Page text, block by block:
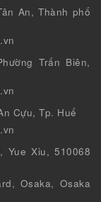
An, Thành phố
Trấn Biên,
Cựu, Tp. Huế
Yue Xiu, 510068
Osaka, Osaka